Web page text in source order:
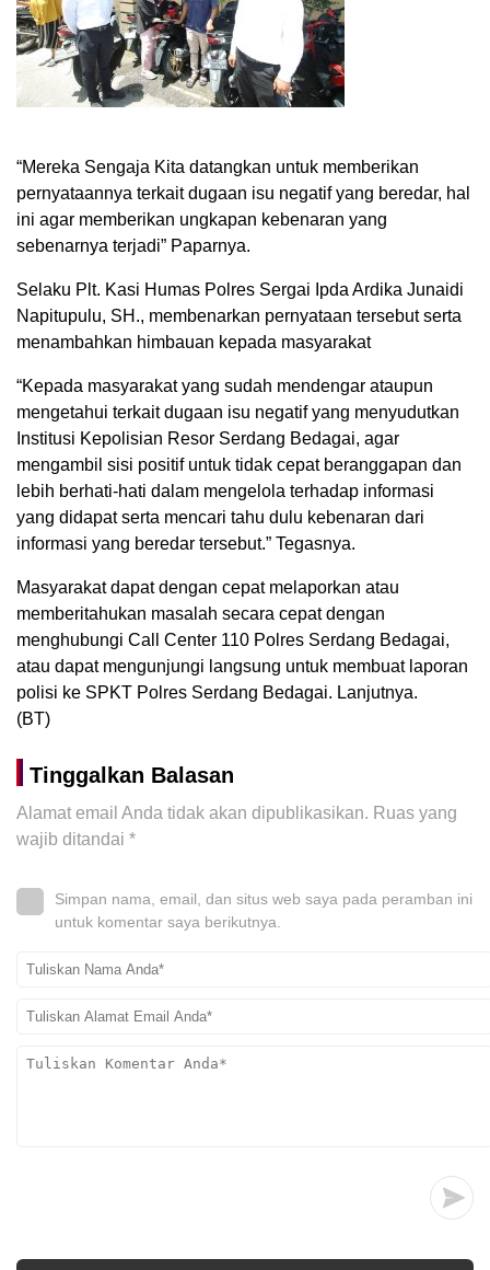
“Mereka Sengaja Kita datangkan untuk memberikan
pernyataannya terkait dugaan isu negatif yang beredar, hal
ini agar memberikan ungkapan kebenaran yang
sebenarnya terjadi” Paparnya.
Selaku Plt. Kasi Humas Polres Sergai Ipda Ardika Junaidi
Napitupulu, SH., membenarkan pernyataan tersebut serta
menambahkan himbauan kepada masyarakat
“Kepada masyarakat yang sudah mendengar ataupun
mengetahui terkait dugaan isu negatif yang menyudutkan
Institusi Kepolisian Resor Serdang Bedagai, agar
mengambil sisi positif untuk tidak cepat beranggapan dan
lebih berhati-hati dalam mengelola terhadap informasi
yang didapat serta mencari tahu dulu kebenaran dari
informasi yang beredar tersebut.” Tegasnya.
Masyarakat dapat dengan cepat melaporkan atau
memberitahukan masalah secara cepat dengan
menghubungi Call Center 110 Polres Serdang Bedagai,
atau dapat mengunjungi langsung untuk membuat laporan
polisi ke SPKT Polres Serdang Bedagai. Lanjutnya.
(BT)
Tinggalkan Balasan
Alamat email Anda tidak akan dipublikasikan. Ruas yang
wajib ditandai *
Simpan nama, email, dan situs web saya pada peramban ini
untuk komentar saya berikutnya.